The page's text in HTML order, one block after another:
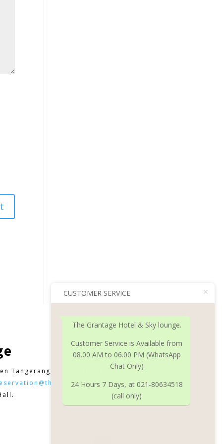
Tangerang, Banten 15331
CUSTOMER SERVICE
The Grantage Hotel & Sky lounge.
Customer Service is Available from
08.00 AM to 06.00 PM (WhatsApp
Chat Only)
24 Hours 7 Days, at 021-80634518
(call only)